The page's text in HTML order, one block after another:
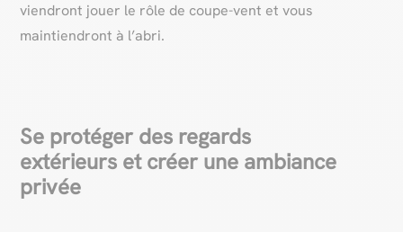
viendront jouer le rôle de coupe-vent et vous
maintiendront à l’abri.
Se protéger des regards
extérieurs et créer une ambiance
privée